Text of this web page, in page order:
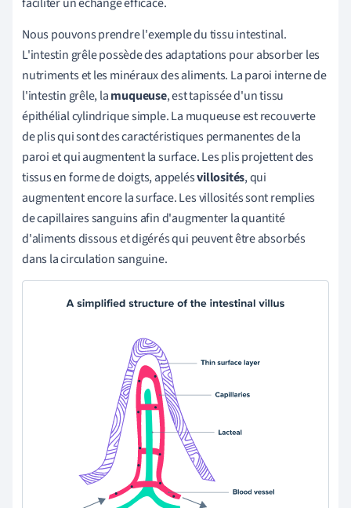
Nous pouvons prendre l'exemple du tissu intestinal.
L'intestin grêle possède des adaptations pour absorber les
nutriments et les minéraux des aliments. La paroi interne de
l'intestin grêle, lamuqueuse, est tapissée d'un tissu
épithélial cylindrique simple. La muqueuse est recouverte
de plis qui sont des caractéristiques permanentes de la
paroi et qui augmentent la surface. Les plis projettent des
tissus en forme de doigts, appelésvillosités, qui
augmentent encore la surface. Les villosités sont remplies
de capillaires sanguins afin d'augmenter la quantité
d'aliments dissous et digérés qui peuvent être absorbés
dans la circulation sanguine.